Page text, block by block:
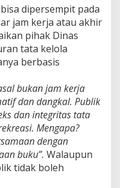
dipersempit pada
jam kerja atau akhir
pihak Dinas
tata kelola
berbasis
bukan jam kerja
dan dangkal. Publik
dan integritas tata
Mengapa?
dengan
buku”. Walaupun
tidak boleh